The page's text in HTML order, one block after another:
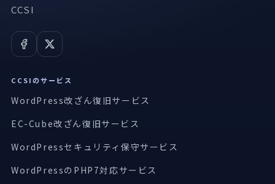
CCSI
CCSIのサービス
WordPress改ざん復旧サービス
EC-Cube改ざん復旧サービス
WordPressセキュリティ保守サービス
WordPressのPHP7対応サービス